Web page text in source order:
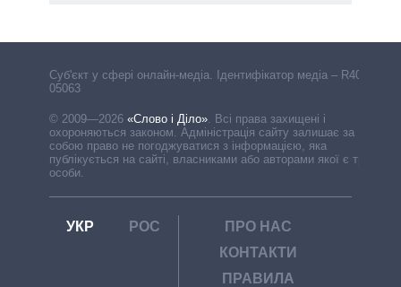
Cуб'єкт у сфері онлайн-медіа. Ідентифікатор медіа – R40-
05063
© 2009—2026 «Слово і Діло». Всі права захищені і
охороняються законом. Адміністрація сайту залишає за
собою право не погоджуватися з інформацією, яка
публікується на сайті, власниками або авторами якої є треті
особи.
УКР РОС
ПРО НАС
КОНТАКТИ
ПРАВИЛА